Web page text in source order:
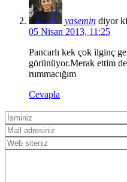
yasemin diyor
05 Nisan 2013, 11:25
Pancarlı kek çok ilginç
görünüyor.Merak ettim
rummacığım
Cevapla